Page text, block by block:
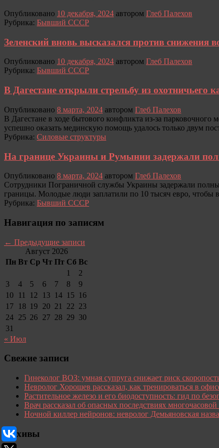
Опубликовано 10 декабря, 2024 автором Глеб Палехов
Рубрика: Бывший СССР
Зеленский вновь высказался против снижения
Опубликовано 10 декабря, 2024 автором Глеб Палехов
Рубрика: Бывший СССР
В Дагестане открыли стрельбу из охотничьего
Опубликовано 8 марта, 2024 автором Глеб Палехов
В Дагестане в ходе бытового конфликта из-за
успешно оказать мединскую помощь удалось только двум
Рубрика: Силовые структуры
На границе Украины и Румынии задержали
Опубликовано 8 марта, 2024 автором Глеб Палехов
Сотрудники Пограничной службы Украины задержали
границы. Молодые люди заплатили по 10 тысяч евро, чтобы
Рубрика: Бывший СССР
Навигация по записям
← Предыдущие записи
Август 2026
Пн Вт Ср Чт Пт Сб Вс
1
2
3
4 5 6 7 8
9
10
11 12 13 14 15
16
17
18 19 20 21 22 23
24 25 26 27 28 29 30
31
« Июл
Свежие записи
Гинеколог ВОЗ: умная супруга снижает риск
Невролог Хорошев рассказал, как тренироваться в
Растительное железо и его биодоступность: гид по
Врач рассказал об опасных последствиях
Ночной киллер нейронов: невролог Демьяновская
Архивы